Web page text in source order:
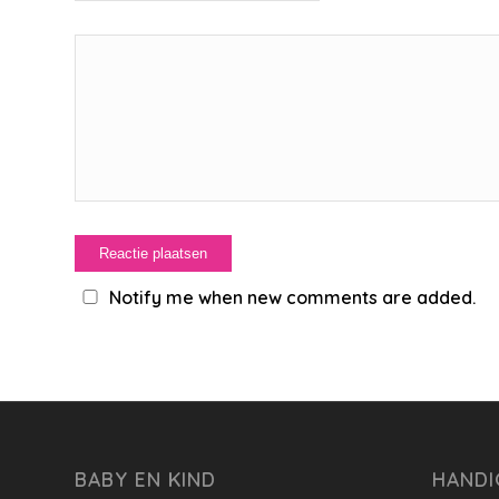
Notify me when new comments are added.
BABY EN KIND